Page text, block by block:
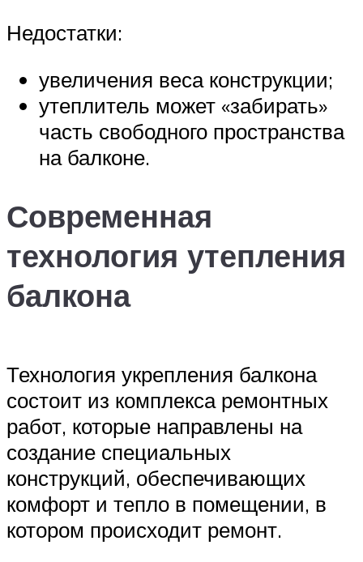
Недостатки:
увеличения веса конструкции;
утеплитель может «забирать»
часть свободного пространства
на балконе.
Современная
технология утепления
балкона
Технология укрепления балкона
состоит из комплекса ремонтных
работ, которые направлены на
создание специальных
конструкций, обеспечивающих
комфорт и тепло в помещении, в
котором происходит ремонт.